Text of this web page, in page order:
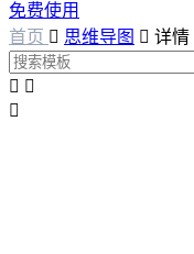
免费使用
首页  思维导图  详情
 
